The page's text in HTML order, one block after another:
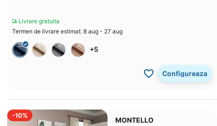
Livrare gratuita
Termen de livrare estimat: 8 aug - 27 aug
+5
Configureaza
-10%
MONTELLO